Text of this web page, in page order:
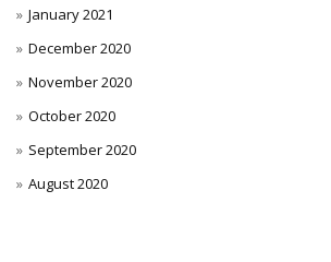
January 2021
December 2020
November 2020
October 2020
September 2020
August 2020